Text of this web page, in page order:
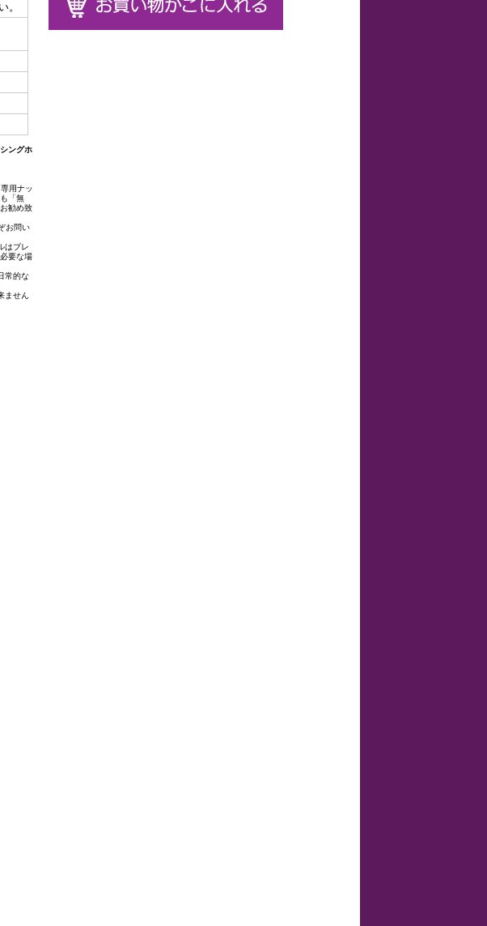
。
ングホ
用ナッ
「無
勧め致
お問い
はブレ
要な場
常的な
ません